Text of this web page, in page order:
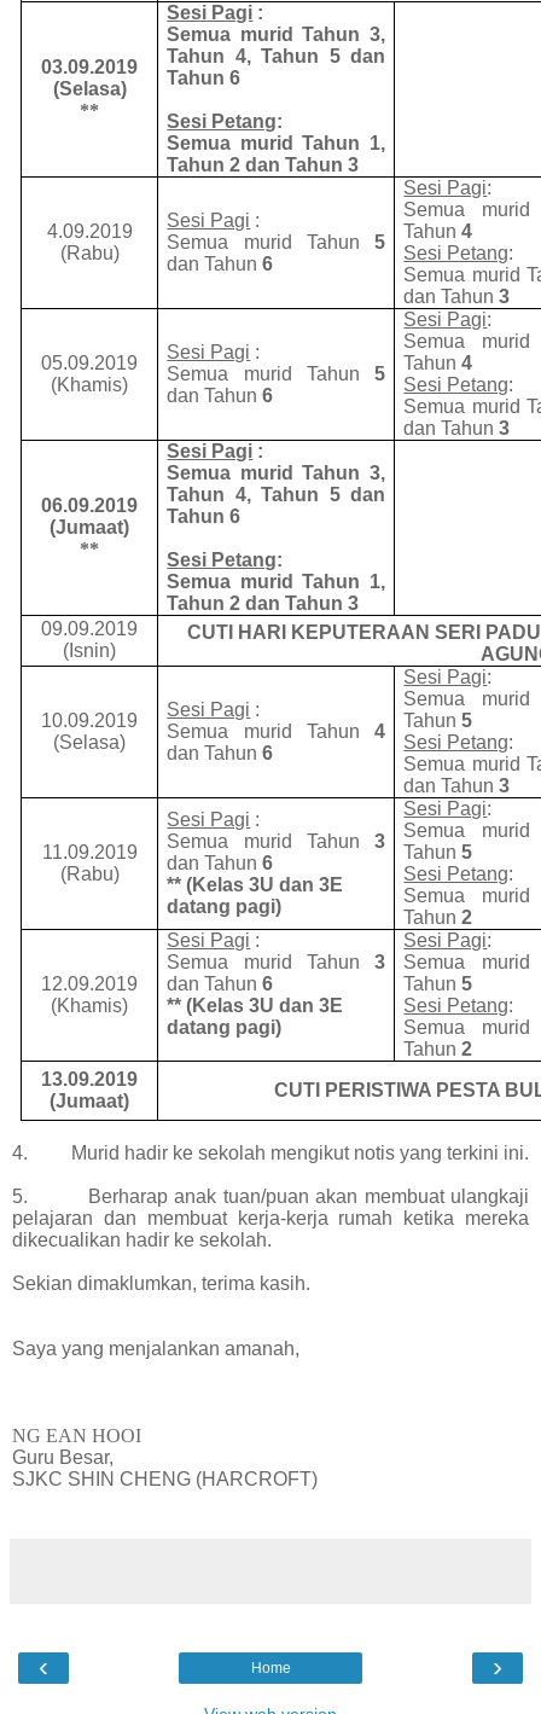
03.09.2019
(Selasa)
**
Sesi Pagi :
Semua murid Tahun 3,
Tahun 4, Tahun 5 dan
Tahun 6
Sesi Petang:
Semua murid Tahun 1,
Tahun 2 dan Tahun 3
4.09.2019
(Rabu)
Sesi Pagi :
Semua murid Tahun 5
dan Tahun6
Sesi Pagi:
Semua
Tahun4
Sesi Petang:
Semua murid
dan Tahun3
05.09.2019
(Khamis)
Sesi Pagi :
Semua murid Tahun 5
dan Tahun6
Sesi Pagi:
Semua
Tahun4
Sesi Petang:
Semua murid
dan Tahun3
06.09.2019
(Jumaat)
**
Sesi Pagi :
Semua murid Tahun 3,
Tahun 4, Tahun 5 dan
Tahun 6
Sesi Petang:
Semua murid Tahun 1,
Tahun 2 dan Tahun 3
09.09.2019
(Isnin)
CUTI HARI KEPUTERAAN SERI
10.09.2019
(Selasa)
Sesi Pagi :
Semua murid Tahun 4
dan Tahun6
Sesi Pagi:
Semua
Tahun5
Sesi Petang:
Semua murid
dan Tahun3
11.09.2019
(Rabu)
Sesi Pagi :
Semua murid Tahun 3
dan Tahun6
** (Kelas 3U dan 3E
datang pagi)
Sesi Pagi:
Semua
Tahun5
Sesi Petang:
Semua
Tahun2
12.09.2019
(Khamis)
Sesi Pagi :
Semua murid Tahun 3
dan Tahun6
** (Kelas 3U dan 3E
datang pagi)
Sesi Pagi:
Semua
Tahun5
Sesi Petang:
Semua
Tahun2
13.09.2019
(Jumaat)
CUTI PERISTIWA PESTA
4. Murid hadir ke sekolah mengikut notis yang terkini ini.
5. Berharap anak tuan/puan akan membuat ulangkaji
pelajaran dan membuat kerja-kerja rumah ketika mereka
dikecualikan hadir ke sekolah.
Sekian dimaklumkan, terima kasih.
Saya yang menjalankan amanah,
NG EAN HOOI
Guru Besar,
SJKC SHIN CHENG (HARCROFT)
‹ ›
Home